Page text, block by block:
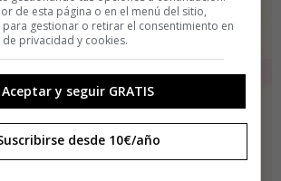
de esta página o en el menú del sitio,
para gestionar o retirar el consentimiento en
privacidad y cookies.
Aceptar y seguir GRATIS
desde 10€/año